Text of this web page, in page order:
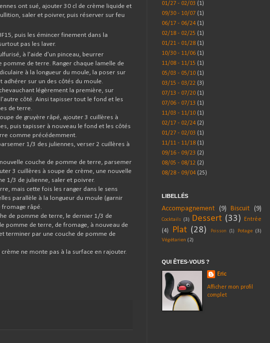
ont sué, ajouter 30 cl de crème liquide et
saler et poivrer, puis réserver sur feu
puis les émincer finement dans la
pas les laver.
à l'aide d'un pinceau, beurrer
pomme de terre. Ranger chaque lamelle de
à la longueur du moule, la poser sur
sur un des côtés du moule.
légèrement la première, sur
côté. Ainsi tapisser tout le fond et les
de terre.
de gruyère râpé, ajouter 3 cuillères à
puis tapisser à nouveau le fond et les côtés
comme précédemment.
1/3 des juliennes, verser 2 cuillères à
couche de pomme de terre, parsemer
3 cuillères à soupe de crème, une nouvelle
1/3 de julienne, saler et poivrer.
mais cette fois les ranger dans le sens
parallèle à la longueur du moule (garnir
fromage râpé.
de pomme de terre, le dernier 1/3 de
pomme de terre, de fromage, à nouveau de
terminer par une couche de pomme de
ne monte pas à la surface en rajouter.
01/27 - 02/03 (1)
09/30 - 10/07 (1)
06/17 - 06/24 (1)
02/18 - 02/25 (1)
01/21 - 01/28 (1)
10/30 - 11/06 (1)
11/08 - 11/15 (1)
05/03 - 05/10 (1)
03/15 - 03/22 (3)
07/13 - 07/20 (1)
07/06 - 07/13 (1)
11/03 - 11/10 (1)
02/17 - 02/24 (2)
01/27 - 02/03 (1)
11/11 - 11/18 (1)
09/16 - 09/23 (2)
08/05 - 08/12 (2)
08/28 - 09/04 (25)
LIBELLÉS
Accompagnement (9) Biscuit (9)
Cocktails (3) Dessert (33)
Entrée
(4)
Plat (28) Poisson (1) Potage (3)
Végétarien (2)
QUI ÊTES-VOUS ?
Eric
Afficher mon profil
complet